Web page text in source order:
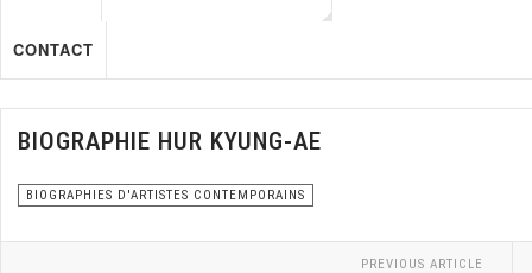
CONTACT
BIOGRAPHIE HUR KYUNG-AE
BIOGRAPHIES D'ARTISTES CONTEMPORAINS
PREVIOUS ARTICLE